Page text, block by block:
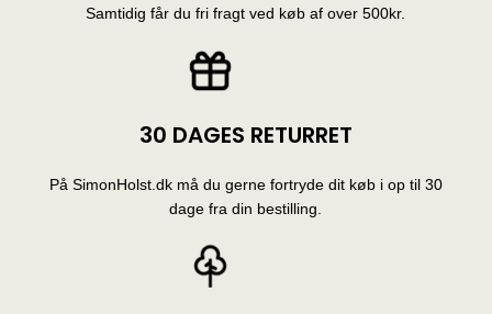
Samtidig får du fri fragt ved køb af over 500kr.
30 DAGES RETURRET
På SimonHolst.dk må du gerne fortryde dit køb i op til 30
dage fra din bestilling.